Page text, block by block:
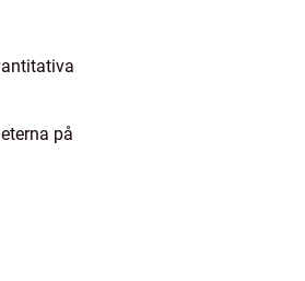
på